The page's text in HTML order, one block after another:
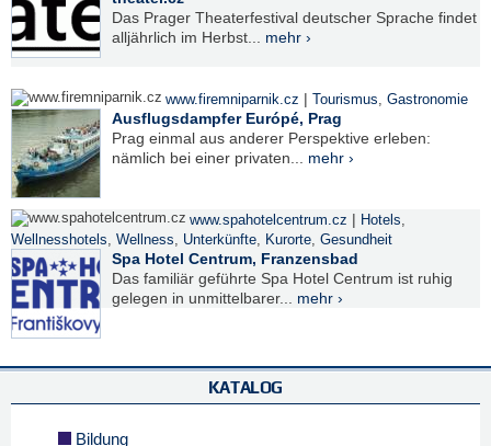
Das Prager Theaterfestival deutscher Sprache findet
alljährlich im Herbst... mehr ›
www.firemniparnik.cz | Tourismus, Gastronomie
Ausflugsdampfer Európé, Prag
Prag einmal aus anderer Perspektive erleben:
nämlich bei einer privaten... mehr ›
www.spahotelcentrum.cz | Hotels,
Wellnesshotels, Wellness, Unterkünfte, Kurorte, Gesundheit
Spa Hotel Centrum, Franzensbad
Das familiär geführte Spa Hotel Centrum ist ruhig
gelegen in unmittelbarer... mehr ›
KATALOG
Bildung